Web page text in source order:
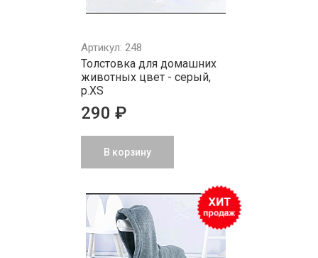
Артикул: 248
Толстовка для домашних
животных цвет - серый,
р.XS
290 ₽
В корзину